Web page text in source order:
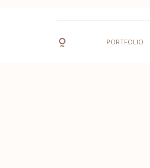
PORTFOLIO